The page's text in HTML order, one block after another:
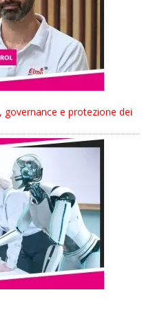
governance e protezione dei